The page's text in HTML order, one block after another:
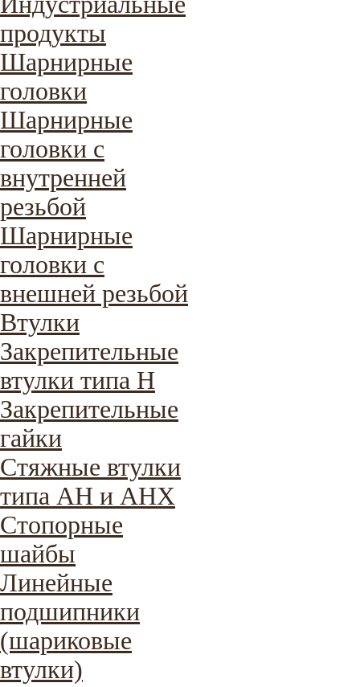
продукты
Шарнирные
головки
Шарнирные
головки с
внутренней
резьбой
Шарнирные
головки с
внешней резьбой
Втулки
Закрепительные
втулки типа H
Закрепительные
гайки
Стяжные втулки
типа AH и AHX
Стопорные
шайбы
Линейные
подшипники
(шариковые
втулки)